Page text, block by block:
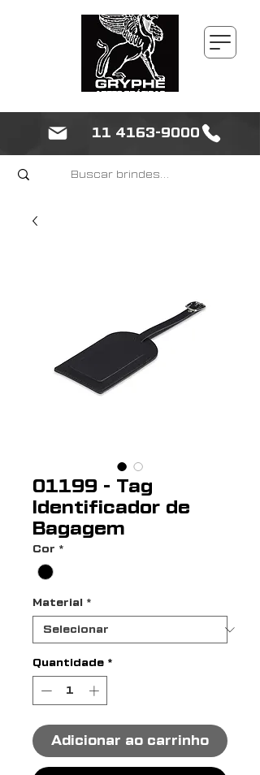
11 4163-9000
01199 - Tag
Identificador de
Bagagem
Cor *
Material *
Quantidade *
Adicionar ao carrinho